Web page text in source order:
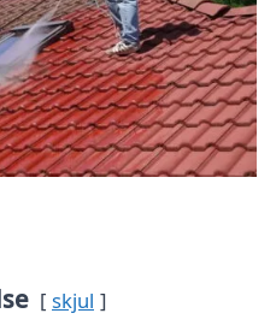
skjul